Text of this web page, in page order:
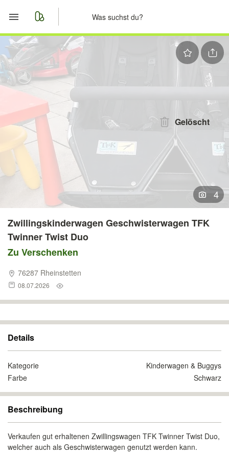
Start
Merkliste
Nachrichten
Anzeige aufgeben
Gelöscht
4
Zwillingskinderwagen Geschwisterwagen TFK
Twinner Twist Duo
Zu Verschenken
76287 Rheinstetten
08.07.2026
Details
Kategorie
Kinderwagen & Buggys
Farbe
Schwarz
Beschreibung
Verkaufen gut erhaltenen Zwillingswagen TFK Twinner Twist Duo,
welcher auch als Geschwisterwagen genutzt werden kann.